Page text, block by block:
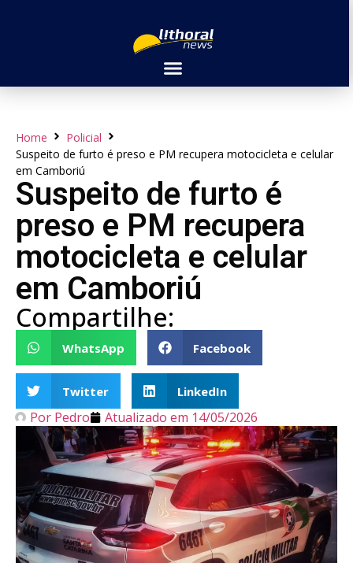
Home
Policial
Suspeito de furto é preso e PM recupera motocicleta e celular
em Camboriú
Suspeito de furto é
preso e PM recupera
motocicleta e celular
em Camboriú
Compartilhe:
WhatsApp Facebook
Twitter LinkedIn
Por Pedro Atualizado em 14/05/2026